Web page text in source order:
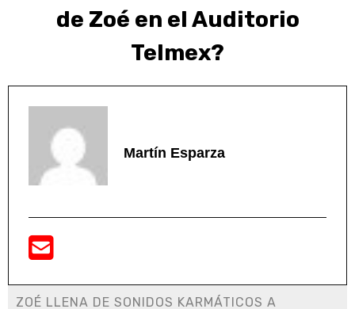
de Zoé en el Auditorio
Telmex?
Martín Esparza
ZOÉ LLENA DE SONIDOS KARMÁTICOS A